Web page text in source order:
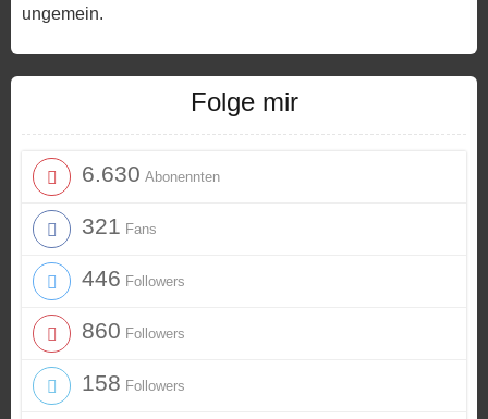
ungemein.
Folge mir
6.630 Abonennten
321 Fans
446 Followers
860 Followers
158 Followers